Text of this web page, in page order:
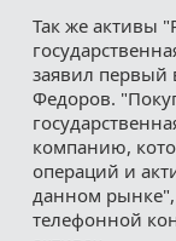
Так же активы
заявил первый
Федоров.
компанию,
операций и
данном
телефонной